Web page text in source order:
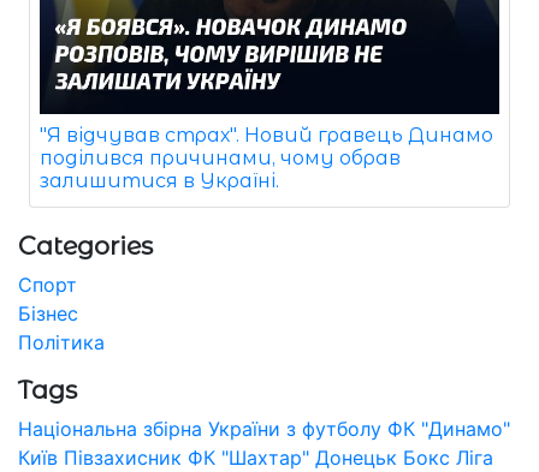
"Я відчував страх". Новий гравець Динамо
поділився причинами, чому обрав
залишитися в Україні.
Categories
Спорт
Бізнес
Політика
Tags
Національна збірна України з футболу ФК "Динамо"
Київ Півзахисник ФК "Шахтар" Донецьк Бокс Ліга